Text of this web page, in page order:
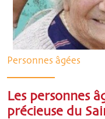
Personnes âgées
Les personnes
précieuse du